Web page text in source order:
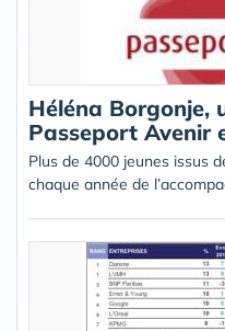
Héléna Borgonje,
Passeport Avenir
Plus de 4000 jeunes issus
chaque année de